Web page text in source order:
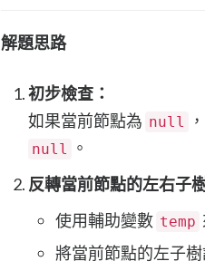
解題思路
初步檢查：
如果當前節點為 null
null
。
反轉當前節點的左右子
使用輔助變數 temp
將當前節點的左子樹